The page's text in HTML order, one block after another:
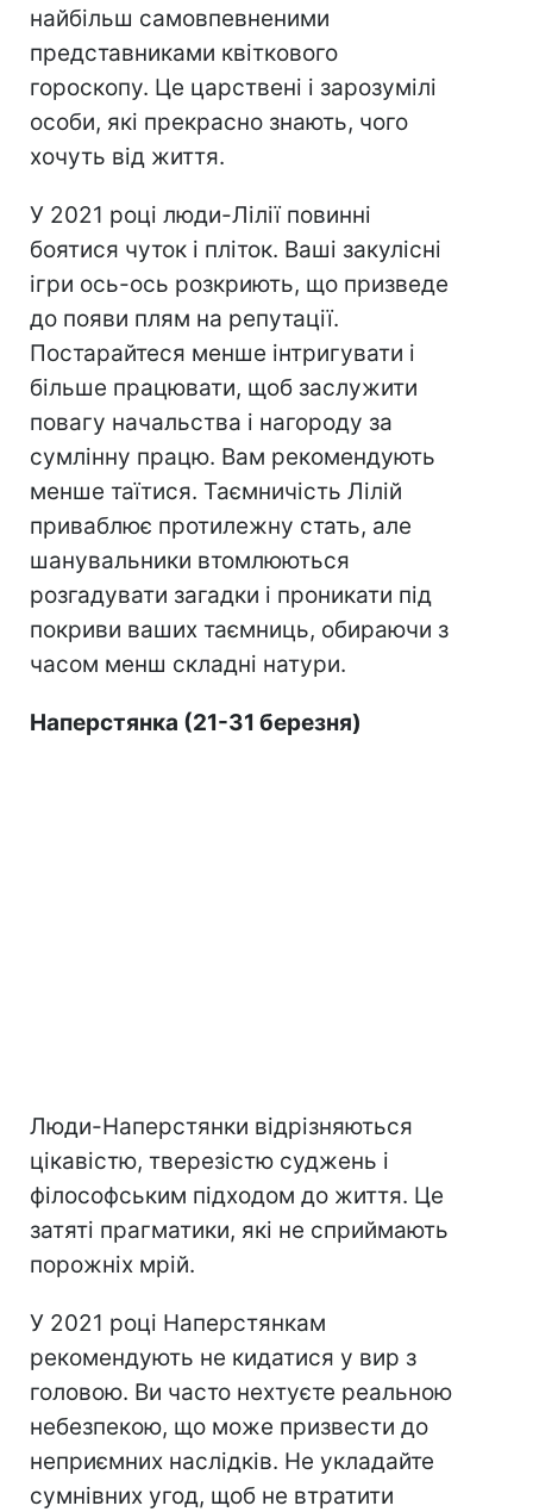
найбільш самовпевненими
представниками квіткового
гороскопу. Це царствені і зарозумілі
особи, які прекрасно знають, чого
хочуть від життя.
У 2021 році люди-Лілії повинні
боятися чуток і пліток. Ваші закулісні
ігри ось-ось розкриють, що призведе
до появи плям на репутації.
Постарайтеся менше інтригувати і
більше працювати, щоб заслужити
повагу начальства і нагороду за
сумлінну працю. Вам рекомендують
менше таїтися. Таємничість Лілій
приваблює протилежну стать, але
шанувальники втомлюються
розгадувати загадки і проникати під
покриви ваших таємниць, обираючи з
часом менш складні натури.
Наперстянка (21-31 березня)
Люди-Наперстянки відрізняються
цікавістю, тверезістю суджень і
філософським підходом до життя. Це
затяті прагматики, які не сприймають
порожніх мрій.
У 2021 році Наперстянкам
рекомендують не кидатися у вир з
головою. Ви часто нехтуєте реальною
небезпекою, що може призвести до
неприємних наслідків. Не укладайте
сумнівних угод, щоб не втратити